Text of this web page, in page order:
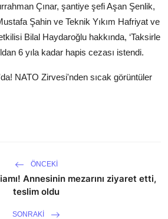
Çınar, şantiye şefi Aşan Şenlik,
Şahin ve Teknik Yıkım Hafriyat ve
Bilal Haydaroğlu hakkında, ‘Taksirle
6 yıla kadar hapis cezası istendi.
NATO Zirvesi'nden sıcak görüntüler
ÖNCEKI
Annesinin mezarını ziyaret etti,
teslim oldu
SONRAKI